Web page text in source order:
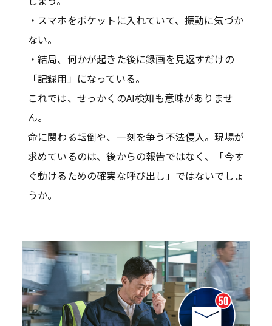
・スマホをポケットに入れていて、振動に気づか
ない。
・結局、何かが起きた後に録画を見返すだけの
「記録用」になっている。
これでは、せっかくのAI検知も意味がありませ
ん。
命に関わる転倒や、一刻を争う不法侵入。現場が
求めているのは、後からの報告ではなく、「今す
ぐ動けるための確実な呼び出し」ではないでしょ
うか。